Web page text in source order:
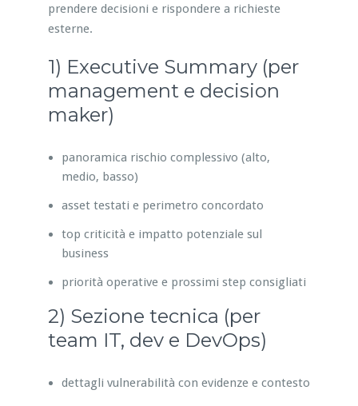
prendere decisioni e rispondere a richieste
esterne.
1) Executive Summary (per
management e decision
maker)
panoramica rischio complessivo (alto,
medio, basso)
asset testati e perimetro concordato
top criticità e impatto potenziale sul
business
priorità operative e prossimi step consigliati
2) Sezione tecnica (per
team IT, dev e DevOps)
dettagli vulnerabilità con evidenze e contesto